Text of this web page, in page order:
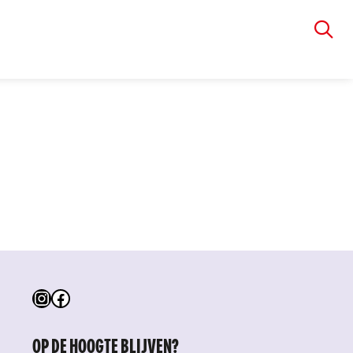
Instagram
Facebook
OP DE HOOGTE BLIJVEN?